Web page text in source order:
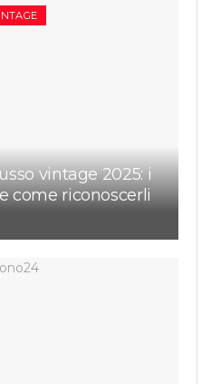
vintage 2025: i
come riconoscerli